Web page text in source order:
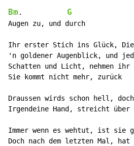
Bm . G
Augen zu, und durch
Ihr erster Stich ins Glück, Die
'n goldener Augenblick, und
Schatten und Licht, nehmen
Sie kommt nicht mehr, zurück
Draussen wirds schon hell,
Irgendeine Hand, streicht
Immer wenn es wehtut, ist sie
Doch nach dem letzten Mal, hat